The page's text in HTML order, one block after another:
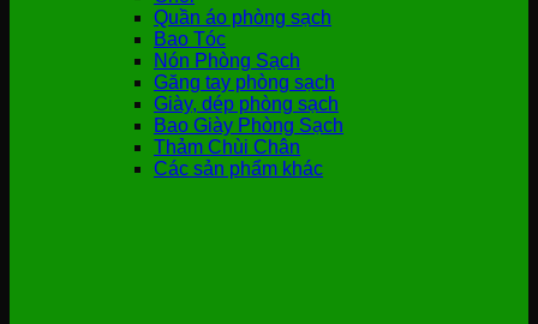
Quần áo phòng sạch
Bao Tóc
Nón Phòng Sạch
Găng tay phòng sạch
Giày, dép phòng sạch
Bao Giày Phòng Sạch
Thảm Chùi Chân
Các sản phẩm khác